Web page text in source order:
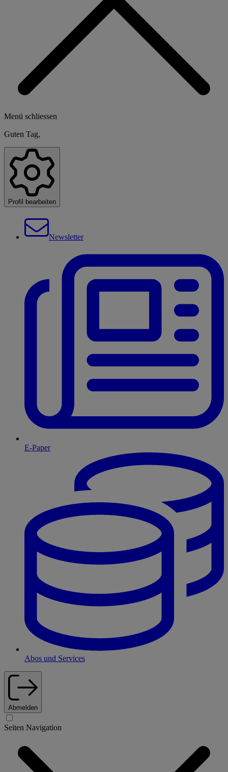
Menü schliessen
Guten Tag,
Profil bearbeiten
Newsletter
E-Paper
Abos und Services
Abmelden
Seiten Navigation